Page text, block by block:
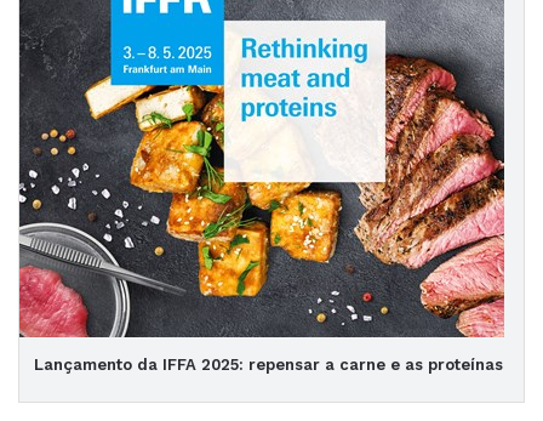
Lançamento da IFFA 2025: repensar a carne e as proteínas